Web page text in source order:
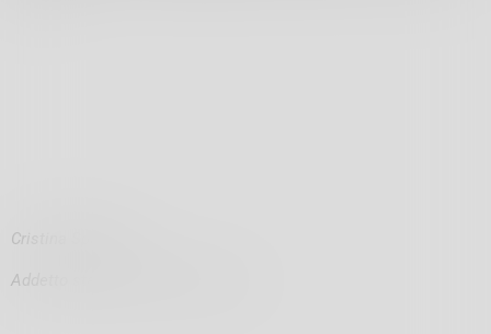
Cristina Speziale.
Addetto stampa CP FIDAL Sondrio